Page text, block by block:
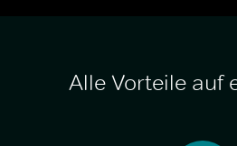
Alle Vorteile auf